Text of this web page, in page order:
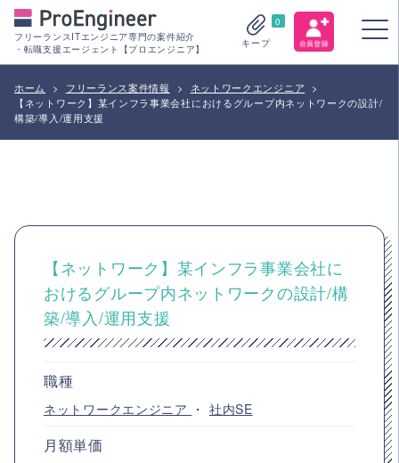
フリーランスITエンジニア専門の案件紹介
・転職支援エージェント【プロエンジニア】
0
キープ
ホーム > フリーランス案件情報 > ネットワークエンジニア
>
【ネットワーク】某インフラ事業会社におけるグループ内ネットワークの設計/
構築/導入/運用支援
【ネットワーク】某インフラ事業会社に
おけるグループ内ネットワークの設計/構
築/導入/運用支援
職種
ネットワークエンジニア ・ 社内SE
月額単価